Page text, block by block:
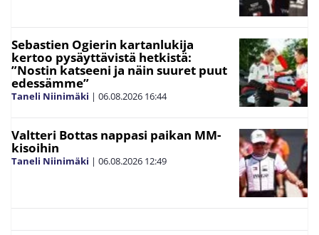
Sebastien Ogierin kartanlukija
kertoo pysäyttävistä hetkistä:
”Nostin katseeni ja näin suuret puut
edessämme”
Taneli Niinimäki | 06.08.2026 16:44
Valtteri Bottas nappasi paikan MM-
kisoihin
Taneli Niinimäki | 06.08.2026 12:49